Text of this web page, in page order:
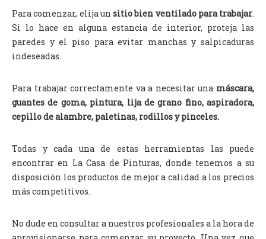
Para comenzar, elija un sitio bien ventilado para trabajar.
Si lo hace en alguna estancia de interior, proteja las
paredes y el piso para evitar manchas y salpicaduras
indeseadas.
Para trabajar correctamente va a necesitar una máscara,
guantes de goma, pintura, lija de grano fino, aspiradora,
cepillo de alambre, paletinas, rodillos y pinceles.
Todas y cada una de estas herramientas las puede
encontrar en La Casa de Pinturas, donde tenemos a su
disposición los productos de mejor a calidad a los precios
más competitivos.
No dude en consultar a nuestros profesionales a la hora de